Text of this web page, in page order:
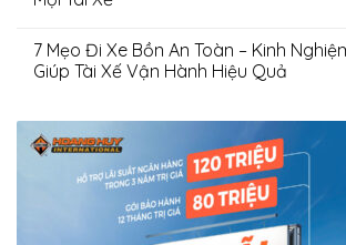
7 Mẹo Đi Xe Bồn An Toàn – Kinh
Giúp Tài Xế Vận Hành Hiệu Quả